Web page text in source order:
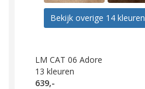
Bekijk overige 14 kleuren
LM CAT 06 Adore
13 kleuren
639,-